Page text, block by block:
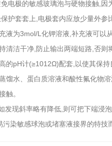
极的敏感玻璃泡与硬物接触,因
套套上,电极套内应放少量外参
为3mol/L化钾溶液,补充液可以
洁干净,防止输出两端短路,否则
pH计(≥1012Ω)配套,以使其保持
水、蛋白质溶液和酸性氟化物溶
。
现斜率略有降低,则可把下端浸
敏感球泡或堵塞液接界的特技